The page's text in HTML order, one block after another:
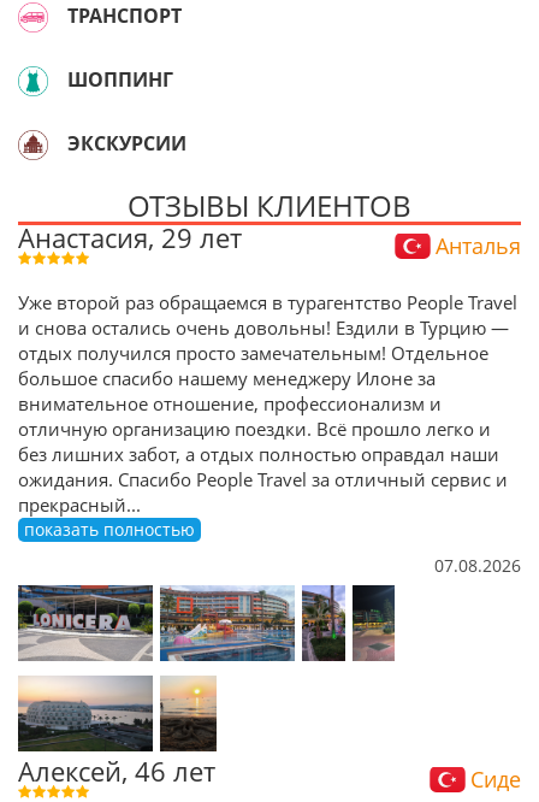
ТРАНСПОРТ
ШОППИНГ
ЭКСКУРСИИ
ОТЗЫВЫ КЛИЕНТОВ
Анастасия, 29 лет Анталья
Уже второй раз обращаемся в турагентство People Travel
и снова остались очень довольны! Ездили в Турцию —
отдых получился просто замечательным! Отдельное
большое спасибо нашему менеджеру Илоне за
внимательное отношение, профессионализм и
отличную организацию поездки. Всё прошло легко и
без лишних забот, а отдых полностью оправдал наши
ожидания. Спасибо People Travel за отличный сервис и
прекрасный...
показать полностью
07.08.2026
Алексей, 46 лет Сиде